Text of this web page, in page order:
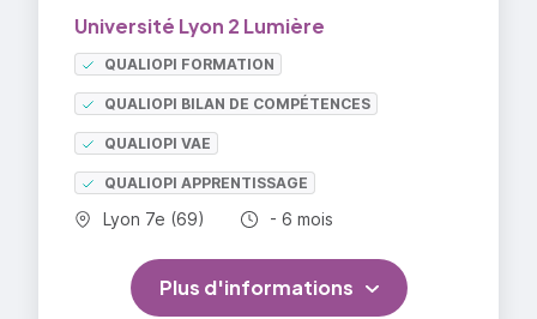
Université Lyon 2 Lumière
QUALIOPI FORMATION
QUALIOPI BILAN DE COMPÉTENCES
QUALIOPI VAE
QUALIOPI APPRENTISSAGE
Commune :
Lyon 7e (69) Durée totale :
- 6 mois
Plus d'informations